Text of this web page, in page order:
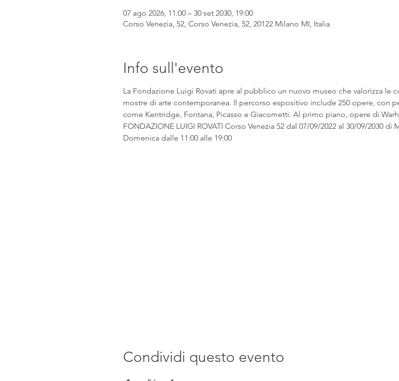
07 ago 2026, 11:00 – 30 set 2030, 19:00
Corso Venezia, 52, Corso Venezia, 52, 20122 Milano MI, Italia
Info sull'evento
La Fondazione Luigi Rovati apre al pubblico un nuovo museo che valorizza le
mostre di arte contemporanea. Il percorso espositivo include 250 opere, con
come Kentridge, Fontana, Picasso e Giacometti. Al primo piano, opere di
FONDAZIONE LUIGI ROVATI Corso Venezia 52 dal 07/09/2022 al 30/09/2030
Domenica dalle 11:00 alle 19:00
Condividi questo evento